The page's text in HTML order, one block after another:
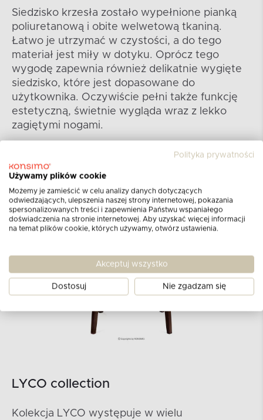
Siedzisko krzesła zostało wypełnione pianką
poliuretanową i obite welwetową tkaniną.
Łatwo je utrzymać w czystości, a do tego
materiał jest miły w dotyku. Oprócz tego
wygodę zapewnia również delikatnie wygięte
siedzisko, które jest dopasowane do
użytkownika. Oczywiście pełni także funkcję
estetyczną, świetnie wygląda wraz z lekko
zagiętymi nogami.
LYCO collection
Kolekcja LYCO występuje w wielu
Polityka prywatności
Używamy plików cookie
Możemy je zamieścić w celu analizy danych dotyczących
odwiedzających, ulepszenia naszej strony internetowej, pokazania
spersonalizowanych treści i zapewnienia Państwu wspaniałego
doświadczenia na stronie internetowej. Aby uzyskać więcej informacji
na temat plików cookie, których używamy, otwórz ustawienia.
Akceptuj wszystko
Dostosuj Nie zgadzam się